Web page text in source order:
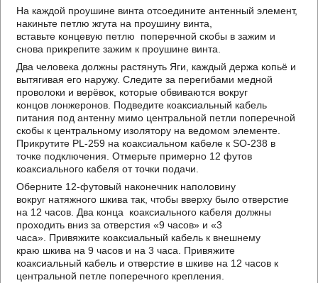
На каждой проушине винта отсоедините антенный элемент,
накиньте петлю жгута на проушину винта,
вставьте концевую петлю поперечной скобы в зажим и
снова прикрепите зажим к проушине винта.
Два человека должны растянуть Яги, каждый держа копьё и
вытягивая его наружу. Следите за перегибами медной
проволоки и верёвок, которые обвиваются вокруг
концов лонжеронов. Подведите коаксиальный кабель
питания под антенну мимо центральной петли поперечной
скобы к центральному изолятору на ведомом элементе.
Прикрутите PL-259 на коаксиальном кабеле к SO-238 в
точке подключения. Отмерьте примерно 12 футов
коаксиального кабеля от точки подачи.
Оберните 12-футовый наконечник наполовину
вокруг натяжного шкива так, чтобы вверху было отверстие
на 12 часов. Два конца коаксиального кабеля должны
проходить вниз за отверстия «9 часов» и «3
часа». Привяжите коаксиальный кабель к внешнему
краю шкива на 9 часов и на 3 часа. Привяжите
коаксиальный кабель и отверстие в шкиве на 12 часов к
центральной петле поперечного крепления.